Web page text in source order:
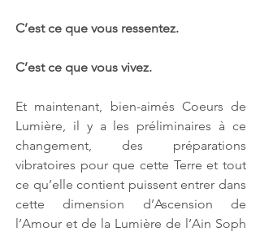
C’est ce que vous ressentez.
C’est ce que vous vivez.
Et maintenant, bien-aimés Coeurs de
Lumière, il y a les préliminaires à ce
changement, des préparations
vibratoires pour que cette Terre et tout
ce qu’elle contient puissent entrer dans
cette dimension d’Ascension de
l’Amour et de la Lumière de l’Ain Soph